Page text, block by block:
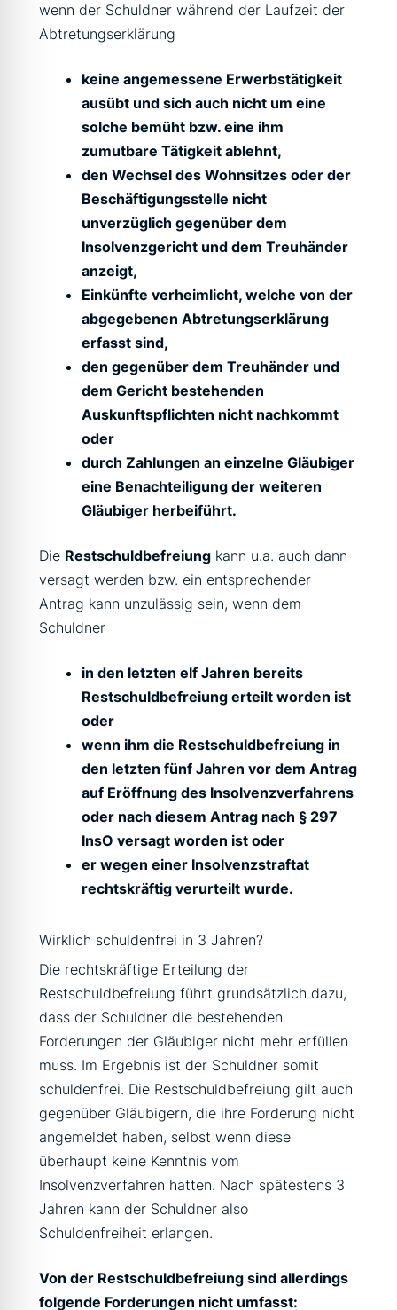
wenn der Schuldner während der Laufzeit der
Abtretungserklärung
keine angemessene Erwerbstätigkeit
ausübt und sich auch nicht um eine
solche bemüht bzw. eine ihm
zumutbare Tätigkeit ablehnt,
den Wechsel des Wohnsitzes oder der
Beschäftigungsstelle nicht
unverzüglich gegenüber dem
Insolvenzgericht und dem Treuhänder
anzeigt,
Einkünfte verheimlicht, welche von der
abgegebenen Abtretungserklärung
erfasst sind,
den gegenüber dem Treuhänder und
dem Gericht bestehenden
Auskunftspflichten nicht nachkommt
oder
durch Zahlungen an einzelne Gläubiger
eine Benachteiligung der weiteren
Gläubiger herbeiführt.
Die Restschuldbefreiung kann u.a. auch dann
versagt werden bzw. ein entsprechender
Antrag kann unzulässig sein, wenn dem
Schuldner
in den letzten elf Jahren bereits
Restschuldbefreiung erteilt worden ist
oder
wenn ihm die Restschuldbefreiung in
den letzten fünf Jahren vor dem Antrag
auf Eröffnung des Insolvenzverfahrens
oder nach diesem Antrag nach § 297
InsO versagt worden ist oder
er wegen einer Insolvenzstraftat
rechtskräftig verurteilt wurde.
Wirklich schuldenfrei in 3 Jahren?
Die rechtskräftige Erteilung der
Restschuldbefreiung führt grundsätzlich dazu,
dass der Schuldner die bestehenden
Forderungen der Gläubiger nicht mehr erfüllen
muss. Im Ergebnis ist der Schuldner somit
schuldenfrei. Die Restschuldbefreiung gilt auch
gegenüber Gläubigern, die ihre Forderung nicht
angemeldet haben, selbst wenn diese
überhaupt keine Kenntnis vom
Insolvenzverfahren hatten. Nach spätestens 3
Jahren kann der Schuldner also
Schuldenfreiheit erlangen.
Von der Restschuldbefreiung sind allerdings
folgende Forderungen nicht umfasst: